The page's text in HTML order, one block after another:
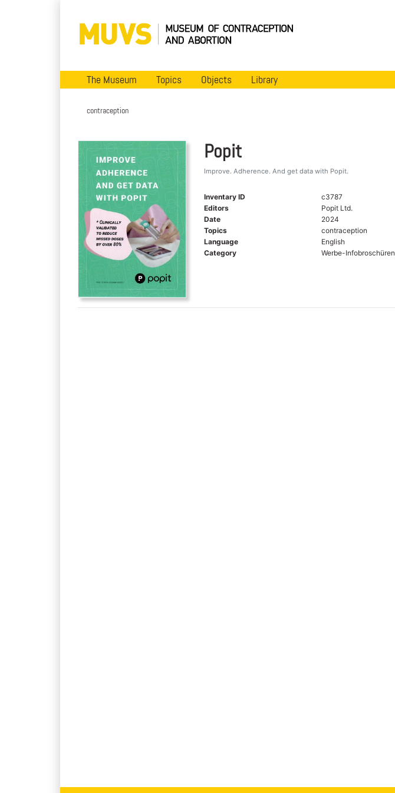
The Museum Topics Objects Library
contraception
Popit
Improve. Adherence. And get data with Popit.
Inventary ID
c3787
Editors
Popit Ltd.
Date
2024
Topics
contraception
Language
English
Category
Werbe-Infobroschüren